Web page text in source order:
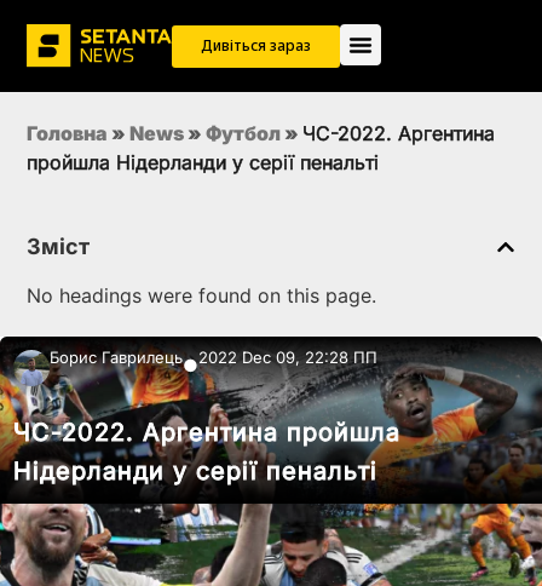
Дивіться зараз
Головна » News » Футбол » ЧС-2022. Аргентина
пройшла Нідерланди у серії пенальті
Зміст
No headings were found on this page.
Борис Гаврилець●2022 Dec 09, 22:28 ПП
ЧС-2022. Аргентина пройшла
Нідерланди у серії пенальті